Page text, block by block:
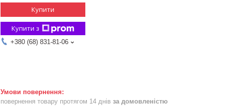
Купити
Купити з
+380 (68) 831-81-06
повернення товару протягом 14 днів за домовленістю